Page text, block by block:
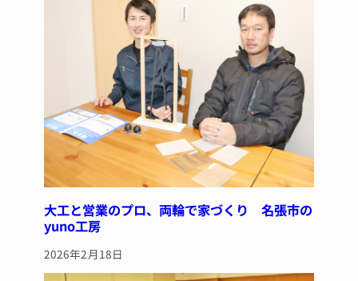
大工と営業のプロ、両輪で家づくり 名張市の
yuno工房
2026年2月18日